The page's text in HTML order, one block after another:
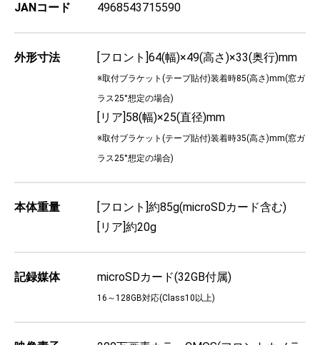
JANコード 4968543715590
外形寸法 [フロント]64(幅)×49(高さ)×33(奥行)mm
※取付ブラケット(テープ貼付)装着時85(高さ)mm(窓ガ
ラス25°想定の場合)
[リア]58(幅)×25(直径)mm
※取付ブラケット(テープ貼付)装着時35(高さ)mm(窓ガ
ラス25°想定の場合)
本体重量
[フロント]約85g(microSDカード含む)
[リア]約20g
記録媒体 microSDカード(32GB付属)
16～128GB対応(Class10以上)